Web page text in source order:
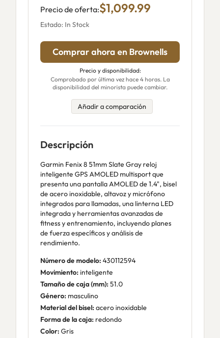
Precio de oferta:$1,099.99
Estado: In Stock
Comprar ahora en Brownells
Precio y disponibilidad:
Comprobado por última vez hace 4 horas. La
disponibilidad del minorista puede cambiar.
Añadir a comparación
Descripción
Garmin Fenix 8 51mm Slate Gray reloj
inteligente GPS AMOLED multisport que
presenta una pantalla AMOLED de 1.4", bisel
de acero inoxidable, altavoz y micrófono
integrados para llamadas, una linterna LED
integrada y herramientas avanzadas de
fitness y entrenamiento, incluyendo planes
de fuerza específicos y análisis de
rendimiento.
Número de modelo: 430112594
Movimiento: inteligente
Tamaño de caja (mm): 51.0
Género: masculino
Material del bisel: acero inoxidable
Forma de la caja: redondo
Color: Gris